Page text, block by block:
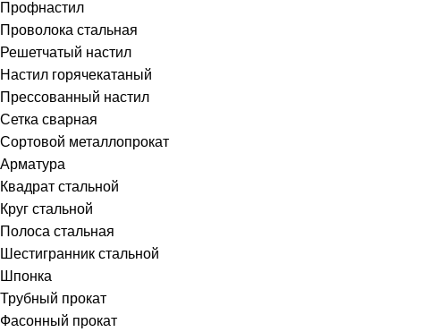
Профнастил
Проволока стальная
Решетчатый настил
Настил горячекатаный
Прессованный настил
Сетка сварная
Сортовой металлопрокат
Арматура
Квадрат стальной
Круг стальной
Полоса стальная
Шестигранник стальной
Шпонка
Трубный прокат
Фасонный прокат